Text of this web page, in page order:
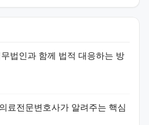
법인과 함께 법적 대응하는 방
료전문변호사가 알려주는 핵심